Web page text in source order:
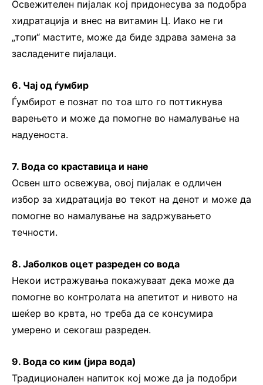
Освежителен пијалак кој придонесува за подобра
хидратација и внес на витамин Ц. Иако не ги
„топи“ мастите, може да биде здрава замена за
засладените пијалаци.
6. Чај од ѓумбир
Ѓумбирот е познат по тоа што го поттикнува
варењето и може да помогне во намалување на
надуеноста.
7. Вода со краставица и нане
Освен што освежува, овој пијалак е одличен
избор за хидратација во текот на денот и може да
помогне во намалување на задржувањето
течности.
8. Јаболков оцет разреден со вода
Некои истражувања покажуваат дека може да
помогне во контролата на апетитот и нивото на
шеќер во крвта, но треба да се консумира
умерено и секогаш разреден.
9. Вода со ким (јира вода)
Традиционален напиток кој може да ја подобри